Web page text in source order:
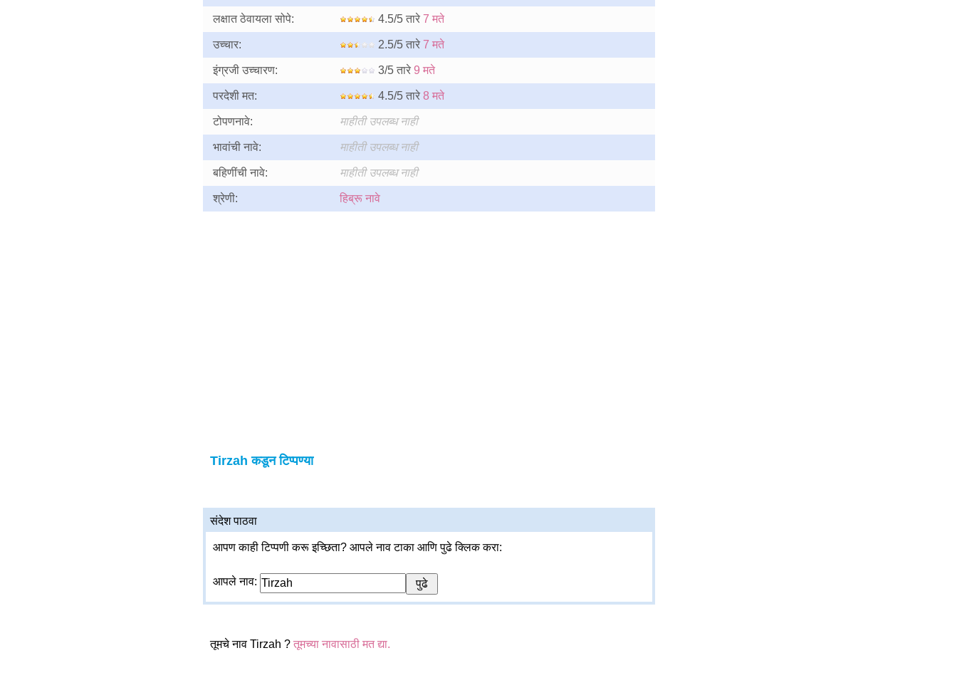
लक्षात ठेवायला सोपे: 4.5/5 तारे 7 मते
उच्चार: 2.5/5 तारे 7 मते
इंग्रजी उच्चारण: 3/5 तारे 9 मते
परदेशी मत: 4.5/5 तारे 8 मते
टोपणनावे: माहीती उपलब्ध नाही
भावांची नावे: माहीती उपलब्ध नाही
बहिणींची नावे: माहीती उपलब्ध नाही
श्रेणी: हिब्रू नावे
Tirzah कडून टिप्पण्या
संदेश पाठवा
आपण काही टिप्पणी करू इच्छिता? आपले नाव टाका आणि पुढे क्लिक करा:
आपले नाव:
तूमचे नाव Tirzah ? तूमच्या नावासाठी मत द्या.